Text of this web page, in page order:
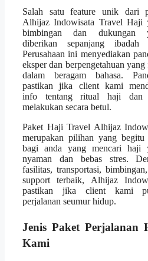
Salah satu feature unik dari
Alhijaz Indowisata Travel Haji
bimbingan dan dukungan
diberikan sepanjang ibadah
Perusahaan ini menyediakan
eksper dan berpengetahuan yang
dalam beragam bahasa.
pastikan jika client kami
info tentang ritual haji dan
melakukan secara betul.
Paket Haji Travel Alhijaz
merupakan pilihan yang begitu
bagi anda yang mencari haji
nyaman dan bebas stres.
fasilitas, transportasi,
support terbaik, Alhijaz
pastikan jika client kami
perjalanan seumur hidup.
Jenis Paket Perjalanan
Kami